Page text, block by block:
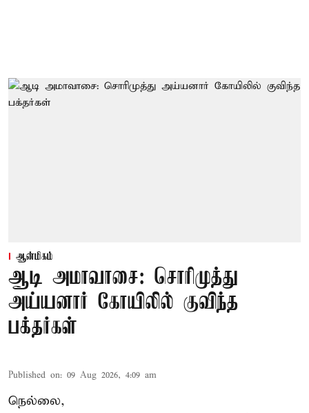
ஆன்மிகம்
ஆடி அமாவாசை: சொரிமுத்து
அய்யனார் கோயிலில் குவிந்த
பக்தர்கள்
Published on: 09 Aug 2026, 4:09 am
நெல்லை,